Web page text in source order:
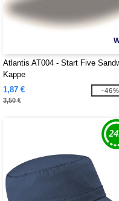
Atlantis AT004 - Start Five
Kappe
1,87 €
3,50 €
-46%